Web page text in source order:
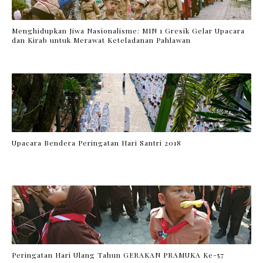
Menghidupkan Jiwa Nasionalisme: MIN 1 Gresik Gelar Upacara
dan Kirab untuk Merawat Keteladanan Pahlawan
Upacara Bendera Peringatan Hari Santri 2018
Peringatan Hari Ulang Tahun GERAKAN PRAMUKA Ke-57